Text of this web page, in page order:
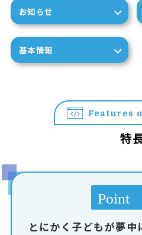
お知らせ
基本情報
Features
特
とにかく子どもが夢中